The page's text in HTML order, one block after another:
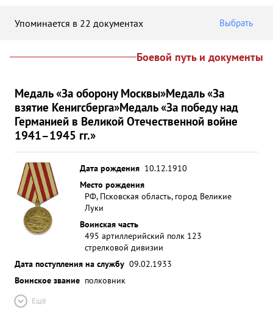
Упоминается в 22 документах Выбрать
Боевой путь и документы
Медаль «За оборону Москвы»Медаль «За
взятие Кенигсберга»Медаль «За победу над
Германией в Великой Отечественной войне
1941–1945 гг.»
Дата рождения 10.12.1910
Место рождения
РФ, Псковская область, город Великие
Луки
Воинская часть
495 артиллерийский полк 123
стрелковой дивизии
Дата поступления на службу 09.02.1933
Воинское звание полковник
Ещё